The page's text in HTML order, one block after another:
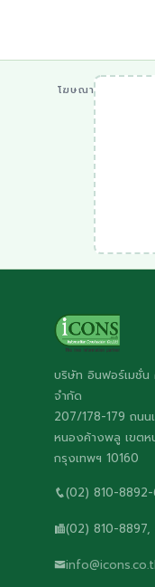
โฆษณา
บริษัท อินฟอร์เมชั่น
จำกัด
207/178-179 ถนน
หนองค้างพลู เขตห
กรุงเทพฯ 10160
(02) 810-
(02) 810-8897,